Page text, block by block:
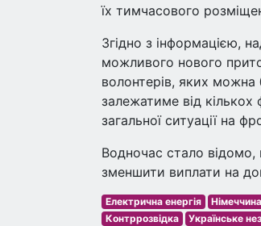
їх тимчасового
Згідно з інформацією,
можливого нового
волонтерів, яких можна
залежатиме від кількох
загальної ситуації на
Водночас стало
зменшити виплати на
Електрична енергія Німеччина
Контррозвідка
Українське